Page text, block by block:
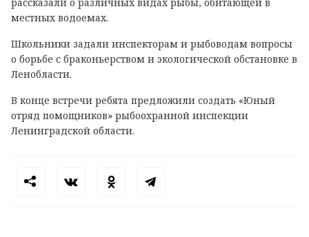
местных водоемах.
Школьники задали инспекторам и рыбоводам вопросы
о борьбе с браконьерством и экологической обстановке в
Ленобласти.
В конце встречи ребята предложили создать «Юный
отряд помощников» рыбоохранной инспекции
Ленинградской области.